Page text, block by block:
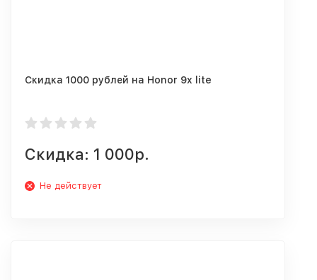
Скидка 1000 рублей на Honor 9x lite
Скидка: 1 000р.
Не действует